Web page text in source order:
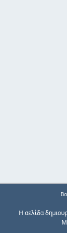
Η σελίδα